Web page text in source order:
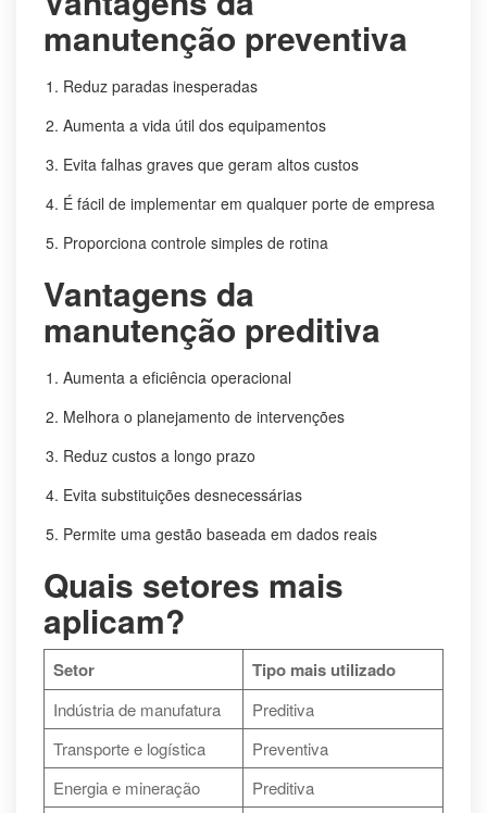
manutenção preventiva
Reduz paradas inesperadas
Aumenta a vida útil dos equipamentos
Evita falhas graves que geram altos custos
É fácil de implementar em qualquer porte de empresa
Proporciona controle simples de rotina
Vantagens da
manutenção preditiva
Aumenta a eficiência operacional
Melhora o planejamento de intervenções
Reduz custos a longo prazo
Evita substituições desnecessárias
Permite uma gestão baseada em dados reais
Quais setores mais
aplicam?
Setor Tipo mais utilizado
Indústria de manufatura
Preditiva
Transporte e logística
Preventiva
Energia e mineração
Preditiva